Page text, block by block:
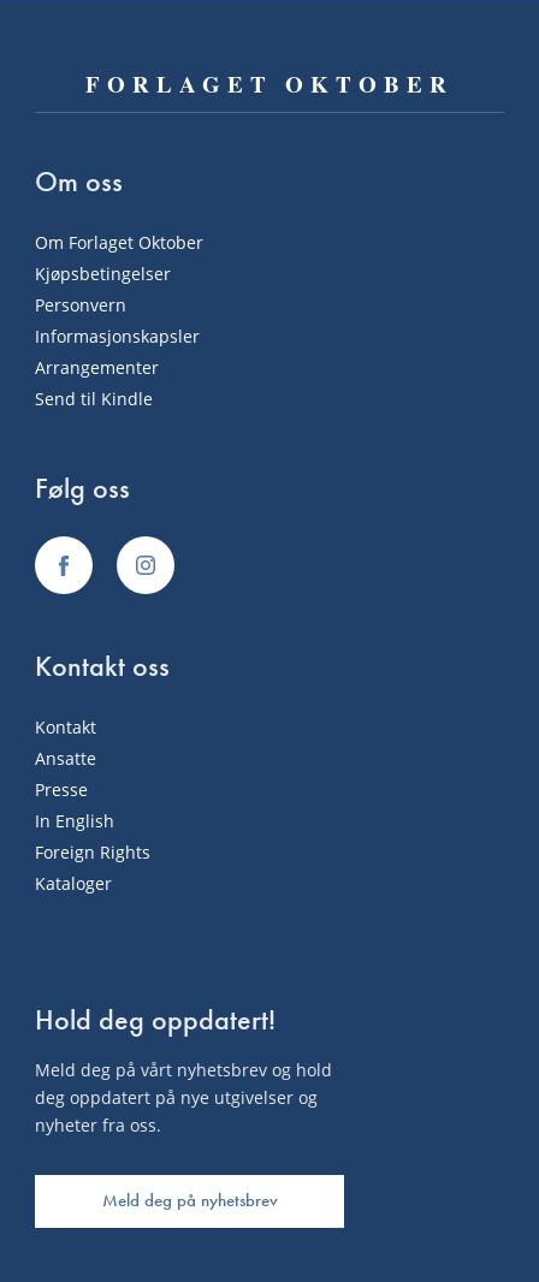
FORLAGET OKTOBER
Om oss
Om Forlaget Oktober
Kjøpsbetingelser
Personvern
Informasjonskapsler
Arrangementer
Send til Kindle
Følg oss
Kontakt oss
Kontakt
Ansatte
Presse
In English
Foreign Rights
Kataloger
Hold deg oppdatert!
Meld deg på vårt nyhetsbrev og hold
deg oppdatert på nye utgivelser og
nyheter fra oss.
Meld deg på nyhetsbrev